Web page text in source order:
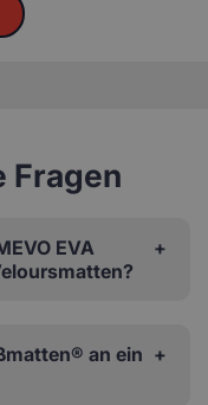
Fragen
EVA
an ein